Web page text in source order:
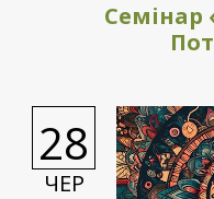
Семінар
ЧЕР
28